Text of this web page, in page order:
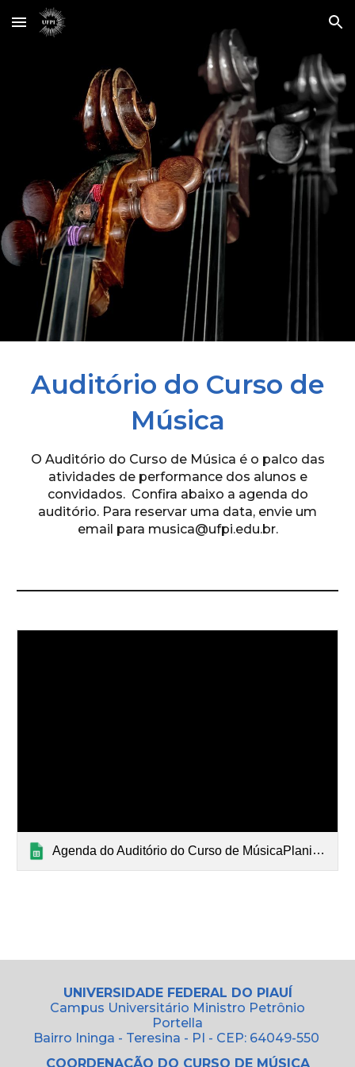
Skip to main content Skip to navigation
Auditório do Curso de
Música
O Auditório do Curso de Música é o palco das
atividades de performance dos alunos e
convidados. Confira abaixo a agenda do
auditório. Para reservar uma data, envie um
email para musica@ufpi.edu.br.
Agenda do Auditório do Curso de MúsicaPlanilha sem título
UNIVERSIDADE FEDERAL DO PIAUÍ
Campus Universitário Ministro Petrônio
Portella
Bairro Ininga - Teresina - PI - CEP: 64049-550
COORDENAÇÃO DO CURSO DE MÚSICA